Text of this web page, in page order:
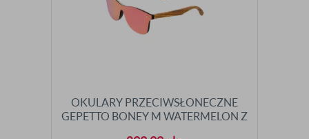
OKULARY PRZECIWSŁONECZNE
GEPETTO BONEY M WATERMELON Z